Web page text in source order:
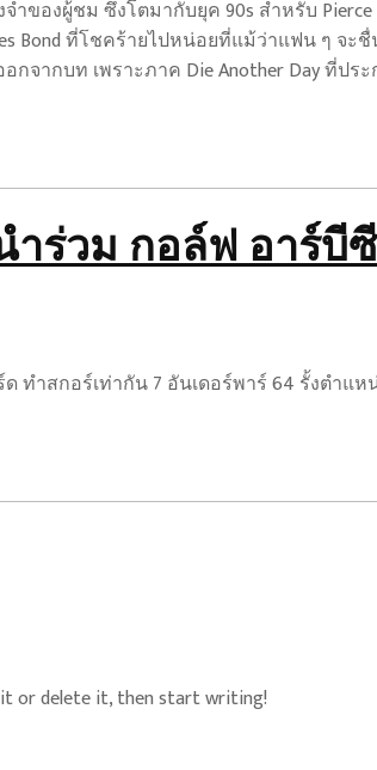
ำของผู้ชม ซึ่งโตมากับยุค 90s สำหรับ
Bond ที่โชคร้ายไปหน่อยที่แม้ว่าแฟน ๆ จ
กจากบท เพราะภาค Die Another Day ที่ป
ำร่วม กอล์ฟ อาร์บีซี
ทำสกอร์เท่ากัน 7 อันเดอร์พาร์ 64 รั้งตำ
or delete it, then start writing!